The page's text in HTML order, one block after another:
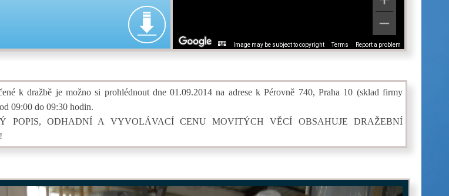
Image may be subject to copyright Terms Report a problem
k dražbě je možno si prohlédnout dne 01.09.2014 na adrese k Pérovně 740, Praha 10 (sklad firmy
09:00 do 09:30 hodin.
POPIS, ODHADNÍ A VYVOLÁVACÍ CENU MOVITÝCH VĚCÍ OBSAHUJE DRAŽEBNÍ